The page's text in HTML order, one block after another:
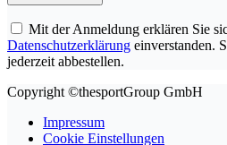
Mit der Anmeldung erklären Sie
Datenschutzerklärung einverstanden.
jederzeit abbestellen.
Copyright ©thesportGroup GmbH
Impressum
Cookie Einstellungen